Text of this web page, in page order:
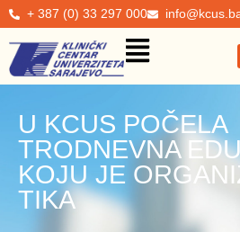
+ 387 (0) 33 297 000
U KCUS POČELA
TRODNEVNA
KOJU JE
TIKA